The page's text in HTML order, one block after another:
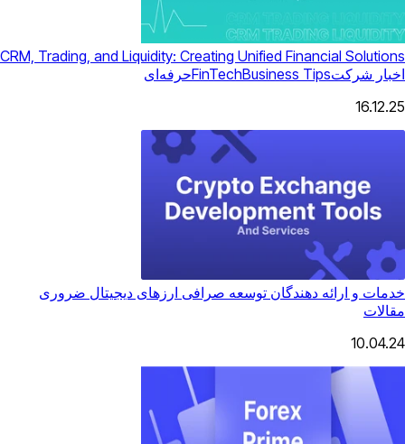
Trading, and Liquidity: Creating Unified Financial Solutions
اخبار شرکت
FinTechBusiness Tips
حرفه‌ای
16.12.25
خدمات و ارائه دهندگان توسعه صرافی ارزهای دیجیتال ضروری
مقالات
10.04.24